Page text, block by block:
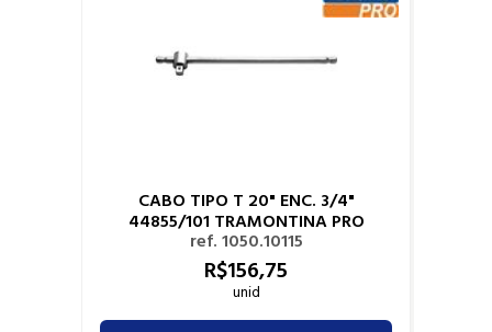
CABO TIPO T 20" ENC. 3/4"
44855/101 TRAMONTINA PRO
ref. 1050.10115
R$156,75
unid